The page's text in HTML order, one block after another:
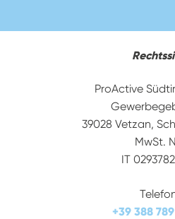
ProActive
39028 Vetzan,
MwSt.
IT
+39 388